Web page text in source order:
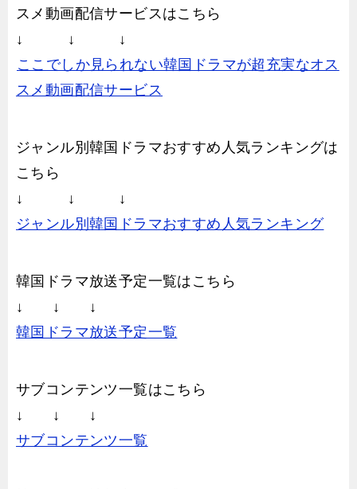
スメ動画配信サービスはこちら
↓ ↓ ↓
ここでしか見られない韓国ドラマが超充実なオス
スメ動画配信サービス
ジャンル別韓国ドラマおすすめ人気ランキングは
こちら
↓ ↓ ↓
ジャンル別韓国ドラマおすすめ人気ランキング
韓国ドラマ放送予定一覧はこちら
↓ ↓ ↓
韓国ドラマ放送予定一覧
サブコンテンツ一覧はこちら
↓ ↓ ↓
サブコンテンツ一覧